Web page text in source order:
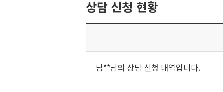
상담 신청 현황
남**님의 상담 신청 내역입니다.